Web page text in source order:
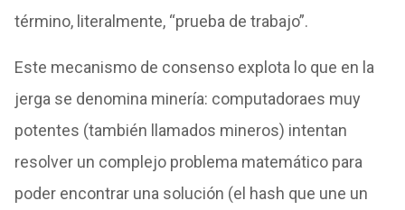
término, literalmente, “prueba de trabajo”.
Este mecanismo de consenso explota lo que en la
jerga se denomina minería: computadoraes muy
potentes (también llamados mineros) intentan
resolver un complejo problema matemático para
poder encontrar una solución (el hash que une un